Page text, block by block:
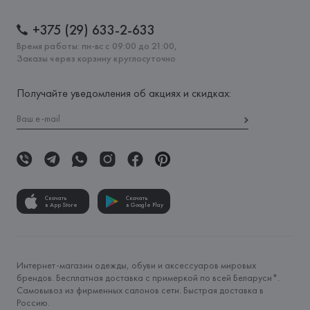
+375 (29) 633-2-633
Время работы: пн-вс с 09:00 до 21:00,
Заказы через корзину круглосуточно
Получайте уведомления об акциях и скидках:
Скачать
в App Store
Скачать
в Google Play
Интернет-магазин одежды, обуви и аксессуаров мировых
брендов. Бесплатная доставка с примеркой по всей Беларуси*.
Самовывоз из фирменных салонов сети. Быстрая доставка в
Россию.